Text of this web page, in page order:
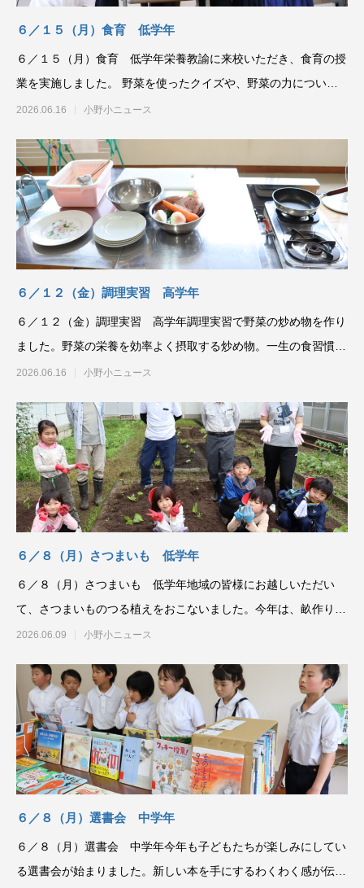
６／１５（月）食育 低学年
６／１５（月）食育 低学年栄養教諭に来校いただき、食育の授
業を実施しました。 野菜を使ったクイズや、野菜の力について
学びました。体の調子
2026.06.16 小野小ニュース
６／１２（金）調理実習 高学年
６／１２（金）調理実習 高学年調理実習で野菜の炒め物を作り
ました。野菜の栄養を効率よく摂取する炒め物。一生の食習慣を
支える技能ですのでし
2026.06.16 小野小ニュース
６／８（月）さつまいも 低学年
６／８（月）さつまいも 低学年地域の皆様にお越しいただい
て、さつまいものつる植えをおこないました。今年は、畝作りか
ら一緒に体験する試みが
2026.06.09 小野小ニュース
６／８（月）選書会 中学年
６／８（月）選書会 中学年今年も子どもたちが楽しみにしてい
る選書会が始まりました。新しい本を手にするわくわく感が伝わ